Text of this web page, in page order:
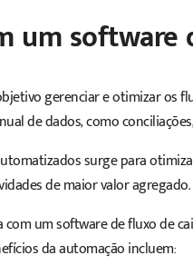
umsoftware
gerenciar e otimizar os
de dados, como
surge para
de maior valor agregado.
com umsoftwarede fluxo de
da automação incluem: